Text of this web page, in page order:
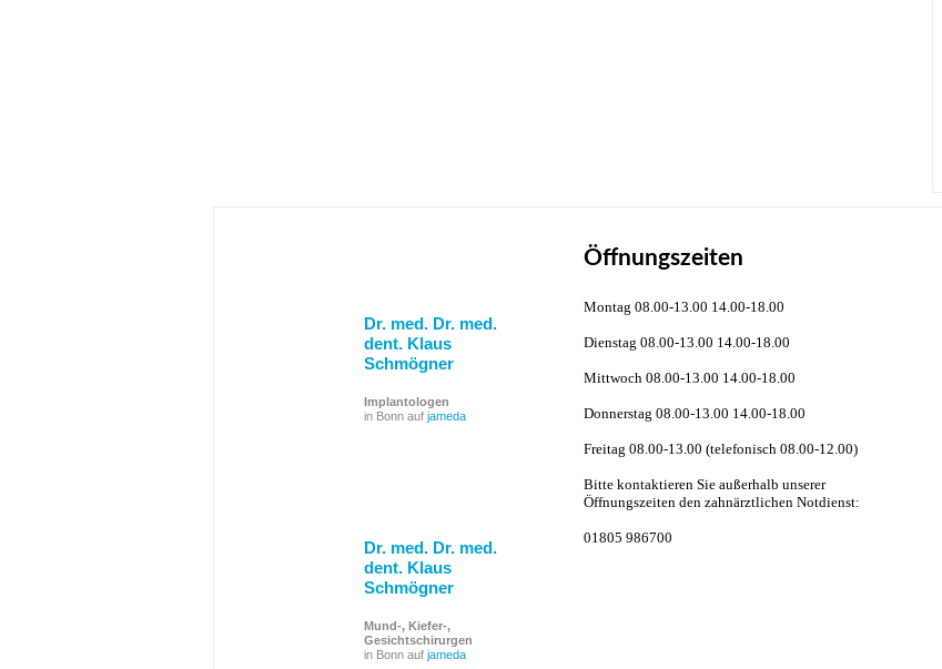
Dr. med. Dr. med.
dent. Klaus
Schmögner
Implantologen
in Bonn auf jameda
Dr. med. Dr. med.
dent. Klaus
Schmögner
Mund-, Kiefer-,
Gesichtschirurgen
in Bonn auf jameda
Öffnungszeiten
Montag 08.00-13.00 14.00-18.00
Dienstag 08.00-13.00 14.00-18.00
Mittwoch 08.00-13.00 14.00-18.00
Donnerstag 08.00-13.00 14.00-18.00
Freitag 08.00-13.00 (telefonisch 08.00-12.00)
Bitte kontaktieren Sie außerhalb unserer
Öffnungszeiten den zahnärztlichen Notdienst:
01805 986700